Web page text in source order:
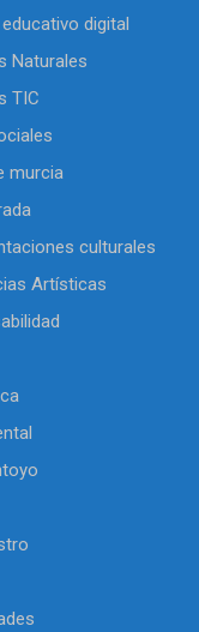
digital
Naturales
TIC
murcia
culturales
Artísticas